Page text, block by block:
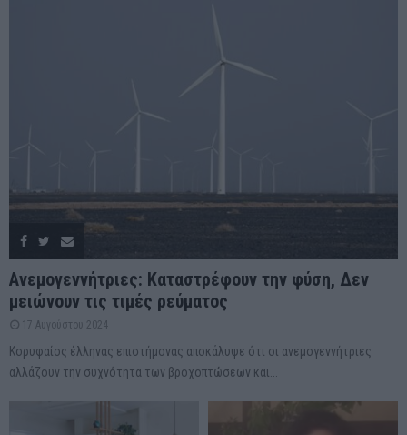
Ανεμογεννήτριες: Καταστρέφουν την φύση, Δεν
μειώνουν τις τιμές ρεύματος
17 Αυγούστου 2024
Κορυφαίος έλληνας επιστήμονας αποκάλυψε ότι οι ανεμογεννήτριες
αλλάζουν την συχνότητα των βροχοπτώσεων και...